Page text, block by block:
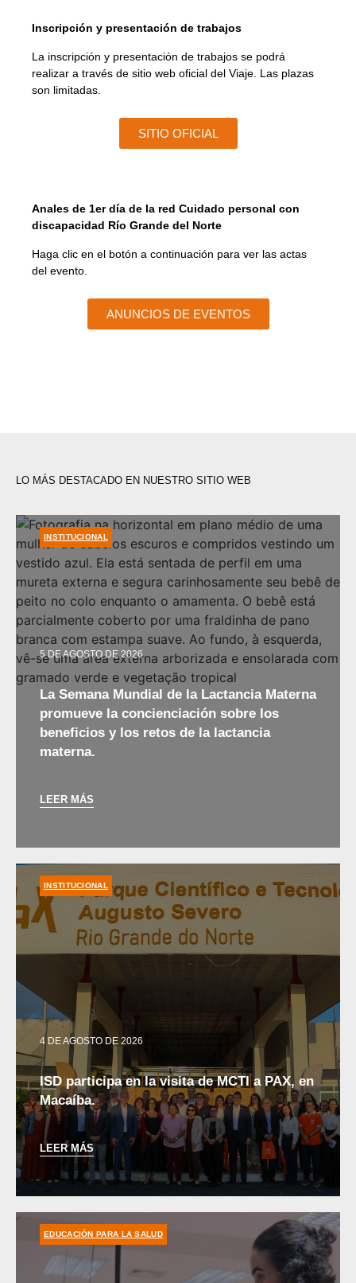
Inscripción y presentación de trabajos
La inscripción y presentación de trabajos se podrá
realizar a través de sitio web oficial del Viaje . Las plazas
son limitadas.
SITIO OFICIAL
Anales de 1er día de la red Cuidado personal con
discapacidad Río Grande del Norte
Haga clic en el botón a continuación para ver las actas
del evento.
ANUNCIOS DE EVENTOS
LO MÁS DESTACADO EN NUESTRO SITIO WEB
5 DE AGOSTO DE 2026
La Semana Mundial de la Lactancia Materna
promueve la concienciación sobre los
beneficios y los retos de la lactancia
materna.
LEER MÁS
INSTITUCIONAL
4 DE AGOSTO DE 2026
ISD participa en la visita de MCTI a PAX, en
Macaíba.
LEER MÁS
INSTITUCIONAL
EDUCACIÓN PARA LA SALUD